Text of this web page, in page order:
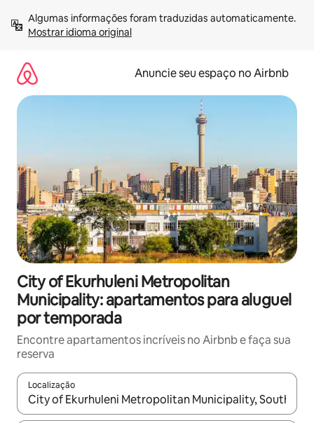
para
Mostrar idioma original
Anuncie seu espaço no Airbnb
City of Ekurhuleni Metropolitan
Municipality: apartamentos para aluguel
por temporada
Encontre apartamentos incríveis no Airbnb e faça sua
reserva
Localização
Quando os resultados estiverem disponíveis, explore-os